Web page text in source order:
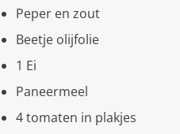
Peper en zout
Beetje olijfolie
1 Ei
Paneermeel
4 tomaten in plakjes